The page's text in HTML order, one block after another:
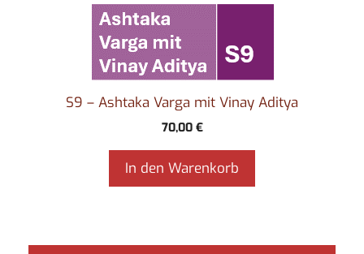
S9 – Ashtaka Varga mit Vinay Aditya
70,00 €
In den Warenkorb